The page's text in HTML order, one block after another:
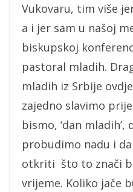
Vukovaru, tim više
a i jer sam u našoj
biskupskoj
pastoral mladih.
mladih iz Srbije
zajedno slavimo
bismo, ‘dan mladih’,
probudimo nadu i
otkriti što to znači
vrijeme. Koliko jače